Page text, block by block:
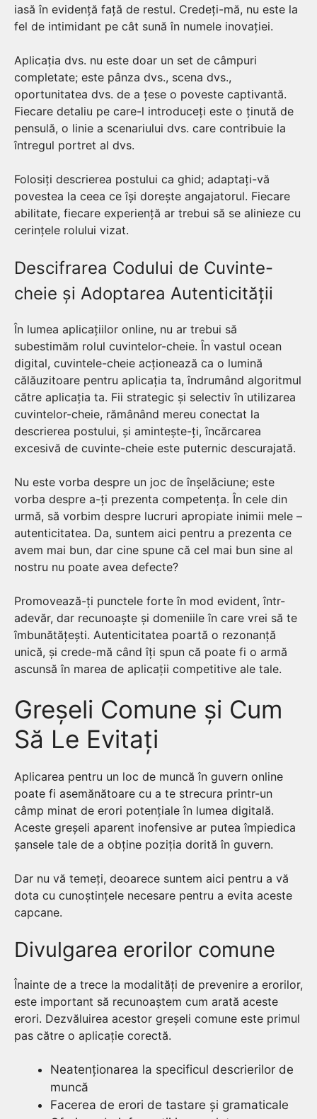
iasă în evidență față de restul. Credeți-mă, nu este la
fel de intimidant pe cât sună în numele inovației.
Aplicația dvs. nu este doar un set de câmpuri
completate; este pânza dvs., scena dvs.,
oportunitatea dvs. de a țese o poveste captivantă.
Fiecare detaliu pe care-l introduceți este o ținută de
pensulă, o linie a scenariului dvs. care contribuie la
întregul portret al dvs.
Folosiți descrierea postului ca ghid; adaptați-vă
povestea la ceea ce își dorește angajatorul. Fiecare
abilitate, fiecare experiență ar trebui să se alinieze cu
cerințele rolului vizat.
Descifrarea Codului de Cuvinte-
cheie și Adoptarea Autenticității
În lumea aplicațiilor online, nu ar trebui să
subestimăm rolul cuvintelor-cheie. În vastul ocean
digital, cuvintele-cheie acționează ca o lumină
călăuzitoare pentru aplicația ta, îndrumând algoritmul
către aplicația ta. Fii strategic și selectiv în utilizarea
cuvintelor-cheie, rămânând mereu conectat la
descrierea postului, și amintește-ți, încărcarea
excesivă de cuvinte-cheie este puternic descurajată.
Nu este vorba despre un joc de înșelăciune; este
vorba despre a-ți prezenta competența. În cele din
urmă, să vorbim despre lucruri apropiate inimii mele –
autenticitatea. Da, suntem aici pentru a prezenta ce
avem mai bun, dar cine spune că cel mai bun sine al
nostru nu poate avea defecte?
Promovează-ți punctele forte în mod evident, într-
adevăr, dar recunoaște și domeniile în care vrei să te
îmbunătățești. Autenticitatea poartă o rezonanță
unică, și crede-mă când îți spun că poate fi o armă
ascunsă în marea de aplicații competitive ale tale.
Greșeli Comune și Cum
Să Le Evitați
Aplicarea pentru un loc de muncă în guvern online
poate fi asemănătoare cu a te strecura printr-un
câmp minat de erori potențiale în lumea digitală.
Aceste greșeli aparent inofensive ar putea împiedica
șansele tale de a obține poziția dorită în guvern.
Dar nu vă temeți, deoarece suntem aici pentru a vă
dota cu cunoștințele necesare pentru a evita aceste
capcane.
Divulgarea erorilor comune
Înainte de a trece la modalități de prevenire a erorilor,
este important să recunoaștem cum arată aceste
erori. Dezvăluirea acestor greșeli comune este primul
pas către o aplicație corectă.
Neatenționarea la specificul descrierilor de
muncă
Facerea de erori de tastare și gramaticale